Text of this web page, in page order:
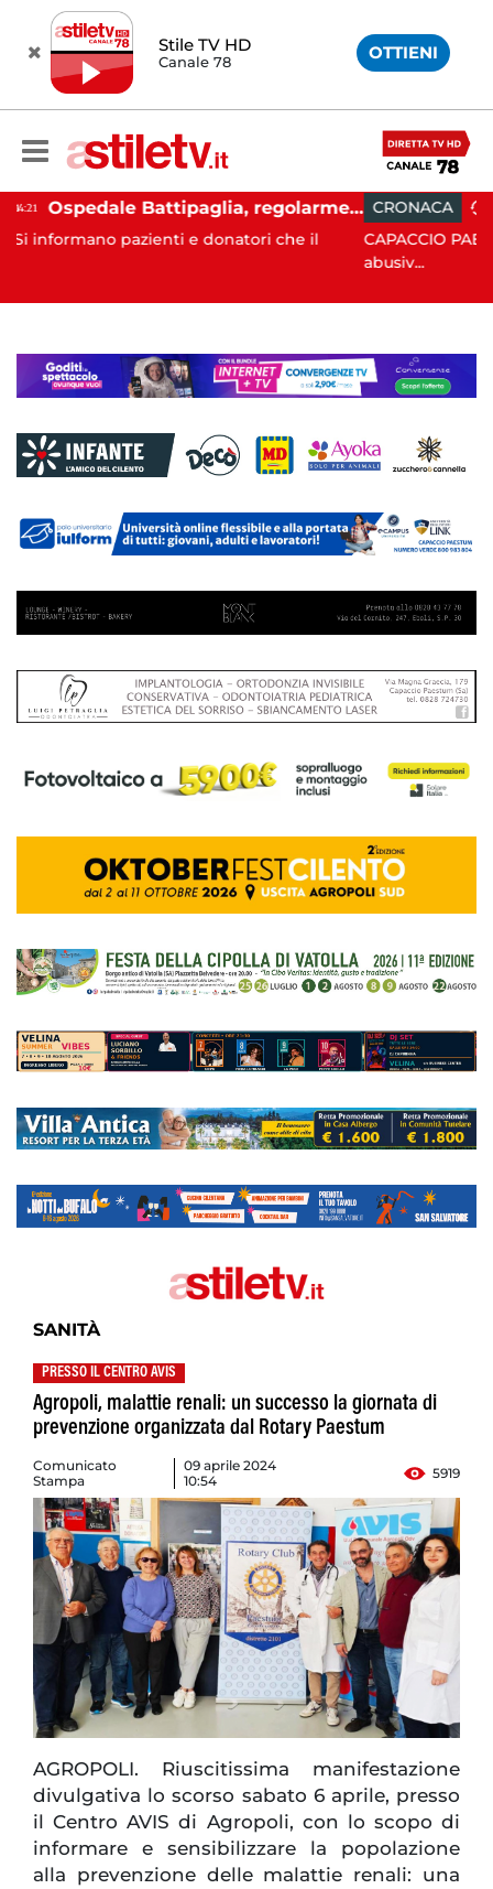
Stile TV HD
Canale 78 OTTIENI
Ospedale Battipaglia, regolarmente in funzione il Servizio Trasfusionale
donatori che il
CRONACA 15:38
CAPACCIO PAESTUM. Tolleranza zero
SANITÀ
PRESSO IL CENTRO AVIS
Agropoli, malattie renali: un successo la giornata di
prevenzione organizzata dal Rotary Paestum
Comunicato
Stampa
09 aprile 2024
10:54
5919
AGROPOLI. Riuscitissima manifestazione
divulgativa lo scorso sabato 6 aprile, presso
il Centro AVIS di Agropoli, con lo scopo di
informare e sensibilizzare la popolazione
alla prevenzione delle malattie renali: una